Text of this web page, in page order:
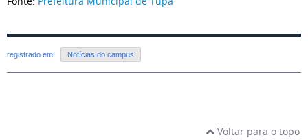
registrado em: Notícias do campus
Voltar para o topo